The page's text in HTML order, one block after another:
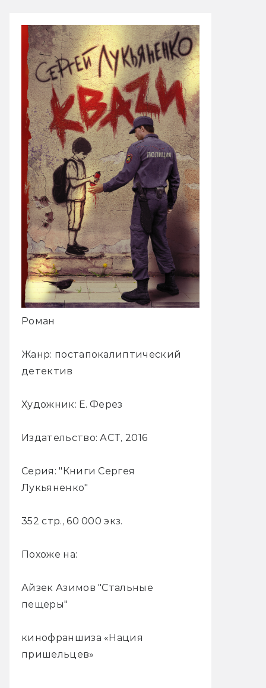
Роман
Жанр: постапокалиптический
детектив
Художник: Е. Ферез
Издательство: АСТ, 2016
Серия: "Книги Сергея
Лукьяненко"
352 стр., 60 000 экз.
Похоже на:
Айзек Азимов "Стальные
пещеры"
кинофраншиза «Нация
пришельцев»